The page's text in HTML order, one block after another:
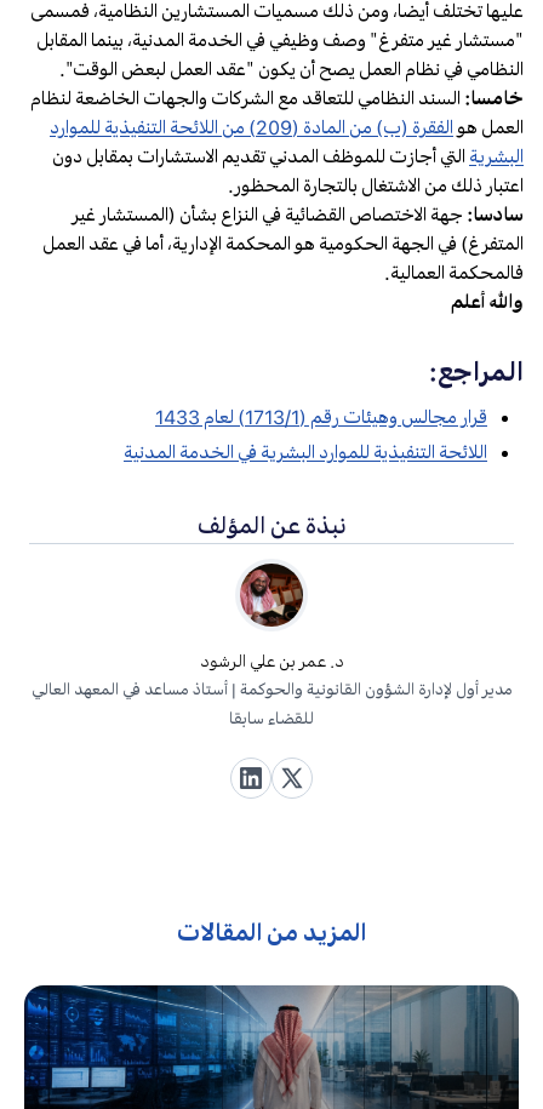
نبذة عن المؤلف
د. عمر بن علي الرشود
مدير أول لإدارة الشؤون القانونية والحوكمة | أستاذ مساعد في المعهد العالي
للقضاء سابقا
عليها تختلف أيضا، ومن ذلك مسميات المستشارين النظامية، فمسمى
"مستشار غير متفرغ" وصف وظيفي في الخدمة المدنية، بينما المقابل
النظامي في نظام العمل يصح أن يكون "عقد العمل لبعض الوقت".
خامسا: السند النظامي للتعاقد مع الشركات والجهات الخاضعة لنظام
العمل هو
الفقرة (ب) من المادة (209) من اللائحة التنفيذية للموارد
البشرية التي أجازت للموظف المدني تقديم الاستشارات بمقابل دون
اعتبار ذلك من الاشتغال بالتجارة المحظور.
سادسا: جهة الاختصاص القضائية في النزاع بشأن (المستشار غير
المتفرغ) في الجهة الحكومية هو المحكمة الإدارية، أما في عقد العمل
فالمحكمة العمالية.
والله أعلم
المراجع:
قرار مجالس وهيئات رقم (1713/1) لعام 1433
اللائحة التنفيذية للموارد البشرية في الخدمة المدنية
المزيد من المقالات